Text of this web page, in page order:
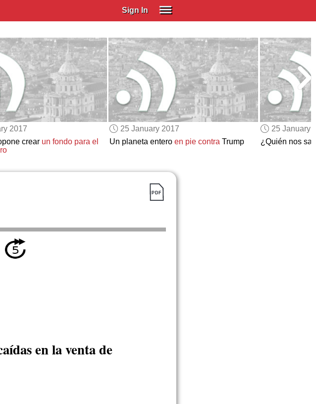
Sign In
Spanish (Spain)
Spanish (Latino)
SUBSCRIBE
EDUCATIONAL LICENSES
GIFT CARDS
OTHER LANGUAGES
2017
crear un fondo para el
25 January 2017
Un planeta entero en pie contraTrump
25 January
¿Quién nos
en la venta de